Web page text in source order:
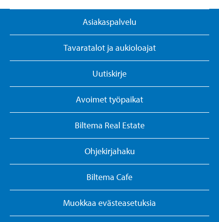
Asiakaspalvelu
Tavaratalot ja aukioloajat
Uutiskirje
Avoimet työpaikat
Biltema Real Estate
Ohjekirjahaku
Biltema Cafe
Muokkaa evästeasetuksia